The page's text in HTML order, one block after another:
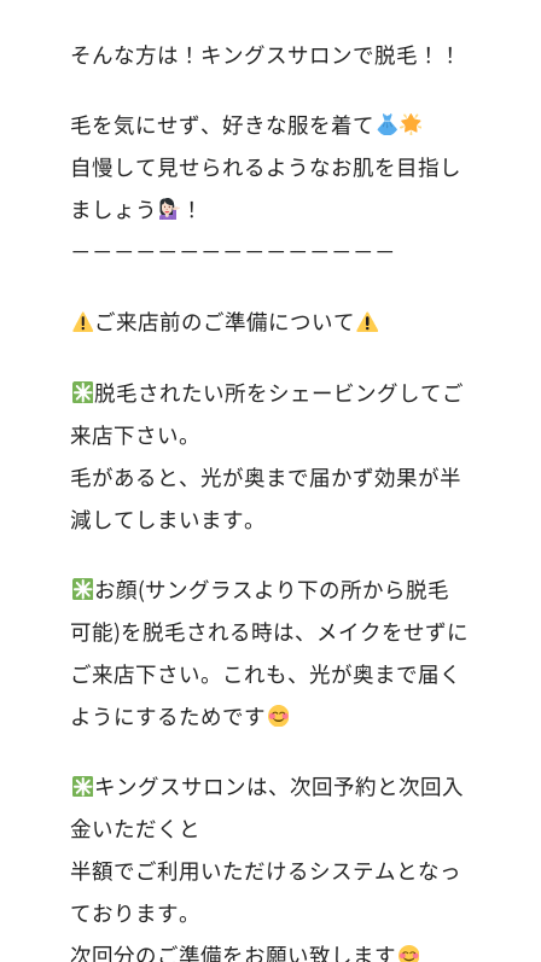
そんな方は！キングスサロンで脱毛！！
毛を気にせず、好きな服を着て
自慢して見せられるようなお肌を目指し
ましょう
！
－－－－－－－－－－－－－－－
ご来店前のご準備について
脱毛されたい所をシェービングしてご
来店下さい。
毛があると、光が奥まで届かず効果が半
減してしまいます。
お顔(サングラスより下の所から脱毛
可能)を脱毛される時は、メイクをせずに
ご来店下さい。これも、光が奥まで届く
ようにするためです
キングスサロンは、次回予約と次回入
金いただくと
半額でご利用いただけるシステムとなっ
ております。
次回分のご準備をお願い致します